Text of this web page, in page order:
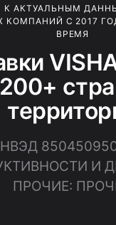
К АКТУАЛЬНЫМ
КОМПАНИЙ С 2017
ВРЕМЯ
200+
И
ПРОЧИЕ: